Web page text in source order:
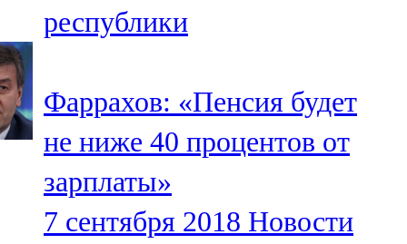
республики
Фаррахов: «Пенсия будет
не ниже 40 процентов от
зарплаты»
7 сентября 2018 Новости